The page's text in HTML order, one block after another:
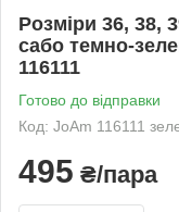
Розміри 36, 38,
сабо темно-
116111
Готово до відправки
Код: JoAm 116111
495 ₴/пара